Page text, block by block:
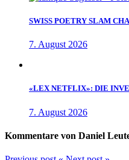
SWISS POETRY SLAM
7. August 2026
«LEX NETFLIX»: DIE
7. August 2026
Kommentare von Daniel